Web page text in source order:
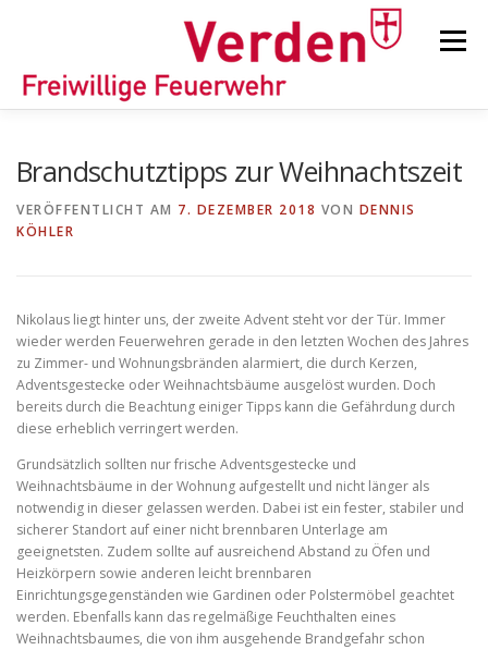
Menü
ORTSFEUERWEHREN
KINDER-/JUGENDFEUERWEHR AUSRÜSTUNG
TIPPS/TRICKS
Brandschutztipps zur Weihnachtszeit
VERÖFFENTLICHT AM 7. DEZEMBER 2018 VON DENNIS
KÖHLER
Nikolaus liegt hinter uns, der zweite Advent steht vor der Tür. Immer
wieder werden Feuerwehren gerade in den letzten Wochen des Jahres
zu Zimmer- und Wohnungsbränden alarmiert, die durch Kerzen,
Adventsgestecke oder Weihnachtsbäume ausgelöst wurden. Doch
bereits durch die Beachtung einiger Tipps kann die Gefährdung durch
diese erheblich verringert werden.
Grundsätzlich sollten nur frische Adventsgestecke und
Weihnachtsbäume in der Wohnung aufgestellt und nicht länger als
notwendig in dieser gelassen werden. Dabei ist ein fester, stabiler und
sicherer Standort auf einer nicht brennbaren Unterlage am
geeignetsten. Zudem sollte auf ausreichend Abstand zu Öfen und
Heizkörpern sowie anderen leicht brennbaren
Einrichtungsgegenständen wie Gardinen oder Polstermöbel geachtet
werden. Ebenfalls kann das regelmäßige Feuchthalten eines
Weihnachtsbaumes, die von ihm ausgehende Brandgefahr schon